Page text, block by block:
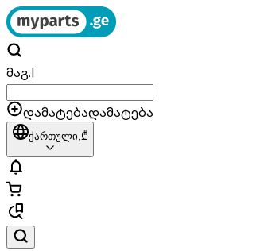
მაგ.|
დამატებადამატება
ქართული,₾